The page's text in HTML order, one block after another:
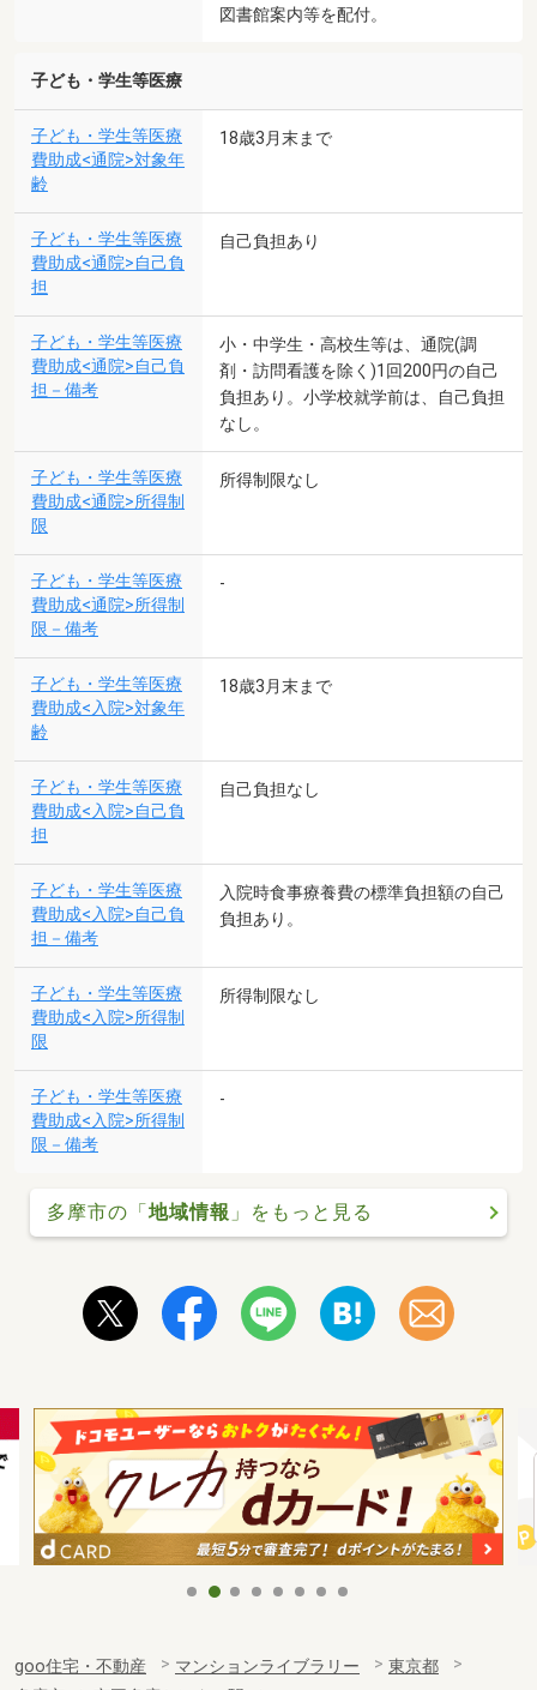
図書館案内等を配付。
子ども・学生等医療
子ども・学生等医療
費助成<通院>対象年
齢
18歳3月末まで
子ども・学生等医療
費助成<通院>自己負
担
自己負担あり
子ども・学生等医療
費助成<通院>自己負
担－備考
小・中学生・高校生等は、通院(調
剤・訪問看護を除く)1回200円の自己
負担あり。小学校就学前は、自己負担
なし。
子ども・学生等医療
費助成<通院>所得制
限
所得制限なし
子ども・学生等医療
費助成<通院>所得制
限－備考
-
子ども・学生等医療
費助成<入院>対象年
齢
18歳3月末まで
子ども・学生等医療
費助成<入院>自己負
担
自己負担なし
子ども・学生等医療
費助成<入院>自己負
担－備考
入院時食事療養費の標準負担額の自己
負担あり。
子ども・学生等医療
費助成<入院>所得制
限
所得制限なし
子ども・学生等医療
費助成<入院>所得制
限－備考
-
多摩市の「 地域情報 」をもっと見る
goo住宅・不動産 マンションライブラリー
東京都